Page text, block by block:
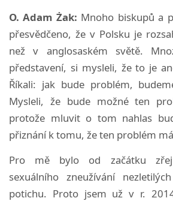
O. Adam Żak: Mnoho biskupů a
přesvědčeno, že v Polsku je
než v anglosaském světě.
představení, si mysleli, že to je
Říkali: jak bude problém,
Mysleli, že bude možné ten
protože mluvit o tom nahlas
přiznání k tomu, že ten problém
Pro mě bylo od začátku
sexuálního zneužívání
potichu. Proto jsem už v r.